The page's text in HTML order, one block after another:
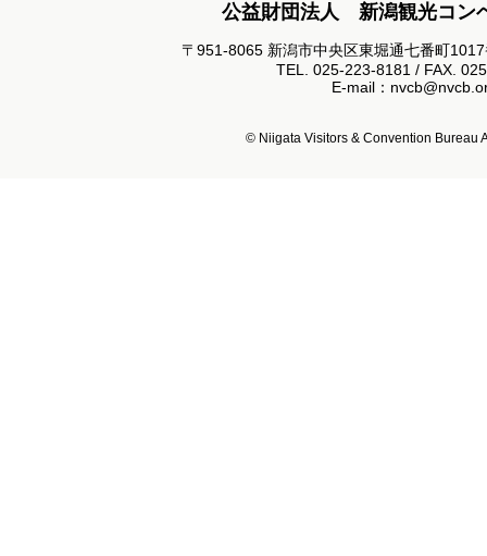
公益財団法人 新潟観光コン
〒951-8065 新潟市中央区東堀通七番町
TEL. 025-223-8181 / FAX.
E-mail：
© Niigata Visitors & Convention Bureau